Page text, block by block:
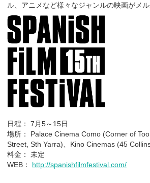
ル、アニメなど様々なジャンルの映画がメ
日程： 7月5～15日
場所： Palace Cinema Como (Corner of
Street, Sth Yarra)、Kino Cinemas (45
料金： 未定
WEB： http://spanishfilmfestival.com/